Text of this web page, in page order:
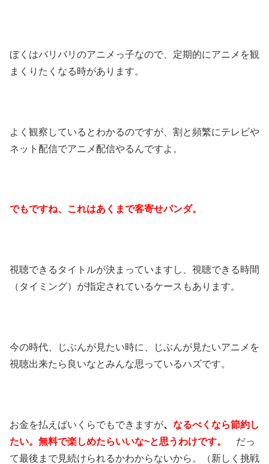
ぼくはバリバリのアニメっ子なので、定期的にアニメを観
まくりたくなる時があります。
よく観察しているとわかるのですが、割と頻繁にテレビや
ネット配信でアニメ配信やるんですよ。
でもですね、これはあくまで客寄せパンダ。
視聴できるタイトルが決まっていますし、視聴できる時間
（タイミング）が指定されているケースもあります。
今の時代、じぶんが見たい時に、じぶんが見たいアニメを
視聴出来たら良いなとみんな思っているハズです。
お金を払えばいくらでもできますが、 なるべくなら節約し
たい。無料で楽しめたらいいな~と思うわけです。
だっ
て最後まで見続けられるかわからないから。（新しく挑戦